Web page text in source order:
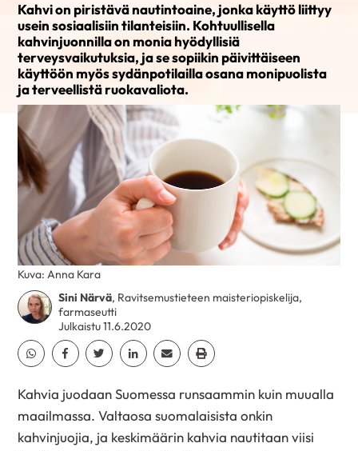
Kahvi on piristävä nautintoaine, jonka käyttö liittyy
usein sosiaalisiin tilanteisiin. Kohtuullisella
kahvinjuonnilla on monia hyödyllisiä
terveysvaikutuksia, ja se sopiikin päivittäiseen
käyttöön myös sydänpotilailla osana monipuolista
ja terveellistä ruokavaliota.
Sini Närvä, Ravitsemustieteen maisteriopiskelija,
farmaseutti
Julkaistu 11.6.2020
Jaa Whatsapp
Jaa Facebook
Jaa TwitterJaa Linkedin
Jaa EmailJaa Print
Kuva: Anna Kara
Kahvia juodaan Suomessa runsaammin kuin muualla
maailmassa. Valtaosa suomalaisista onkin
kahvinjuojia, ja keskimäärin kahvia nautitaan viisi